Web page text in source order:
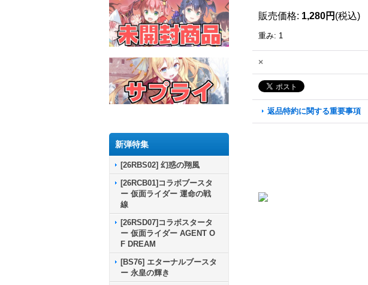
新弾特集
[26RBS02] 幻惑の翔風
[26RCB01]コラボブースタ
ー 仮面ライダー 運命の戦
線
[26RSD07]コラボスタータ
ー 仮面ライダー AGENT O
F DREAM
[BS76] エターナルブースタ
ー 永皇の輝き
販売価格: 1,280円 (税込)
重み: 1
×
返品特約に関する重要事項